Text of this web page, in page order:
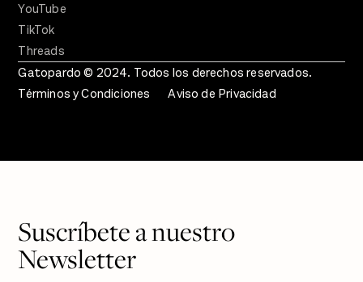
YouTube
TikTok
Threads
Gatopardo © 2024. Todos los derechos reservados.
Términos y Condiciones
Aviso de Privacidad
Suscríbete a nuestro
Newsletter